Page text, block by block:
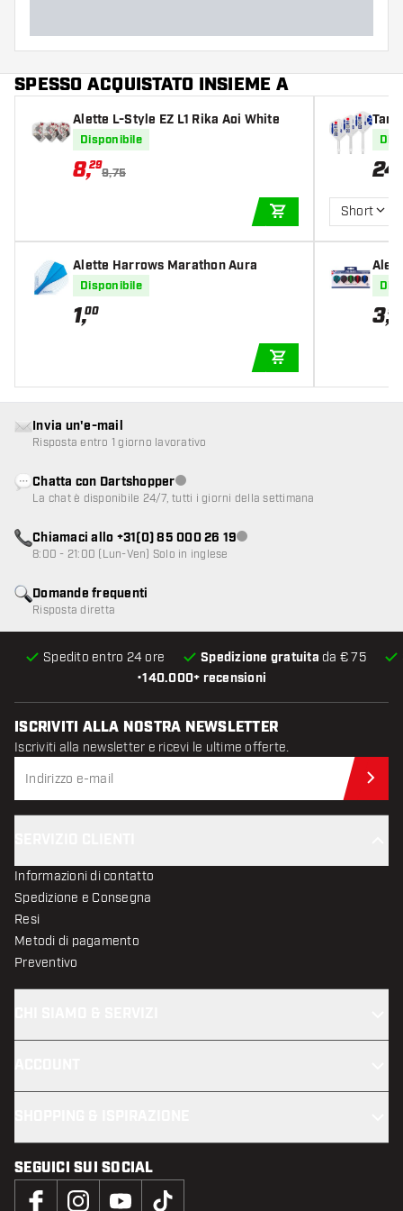
SPESSO ACQUISTATO INSIEME A
Alette L-Style EZ L1 Rika Aoi White
Disponibile
8,29
9,75
AGGIUNGI AL
Alette Harrows Marathon Aura
Disponibile
1,00
24
Short
3,95
•140.000+ recensioni
Spedito entro 24 ore Spedizione gratuita da € 75
Domande frequenti
Risposta diretta
Invia un'e-mail
Risposta entro 1 giorno lavorativo
Chatta con DartshopperServizio clienti non disponibile
La chat è disponibile 24/7, tutti i giorni della settimana
Chiamaci allo +31(0) 85 000 26 19Servizio clienti non disponibile
8:00 - 21:00 (Lun-Ven) Solo in inglese
ISCRIVITI ALLA NOSTRA NEWSLETTER
Iscriviti alla newsletter e ricevi le ultime offerte.
Informazioni di contatto
Spedizione e Consegna
Resi
Metodi di pagamento
Preventivo
SEGUICI SUI SOCIAL